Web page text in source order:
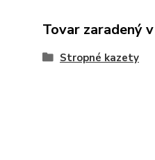
Tovar zaradený
Stropné kazety